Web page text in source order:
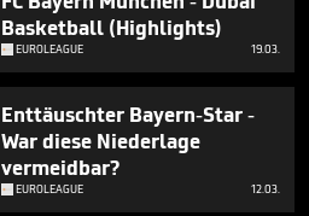
Basketball (Highlights)
EUROLEAGUE 19.03.
Enttäuschter Bayern-Star -
War diese Niederlage
vermeidbar?
EUROLEAGUE 12.03.